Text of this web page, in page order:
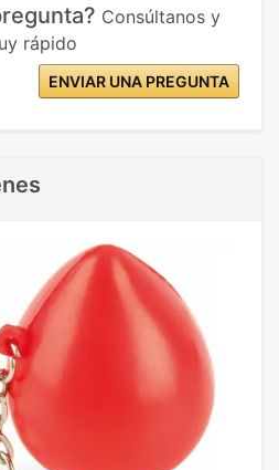
Consúltanos y
rápido
ENVIAR UNA PREGUNTA